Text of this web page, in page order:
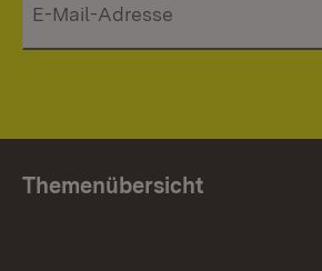
Themenübersicht